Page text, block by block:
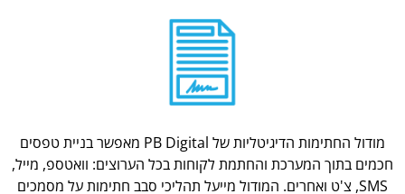
מודול החתימות הדיגיטליות של PB Digital מאפשר בניית טפסים
חכמים בתוך המערכת והחתמת לקוחות בכל הערוצים: וואטספ, מייל,
SMS, צ'ט ואחרים. המודול מייעל תהליכי סבב חתימות על מסמכים